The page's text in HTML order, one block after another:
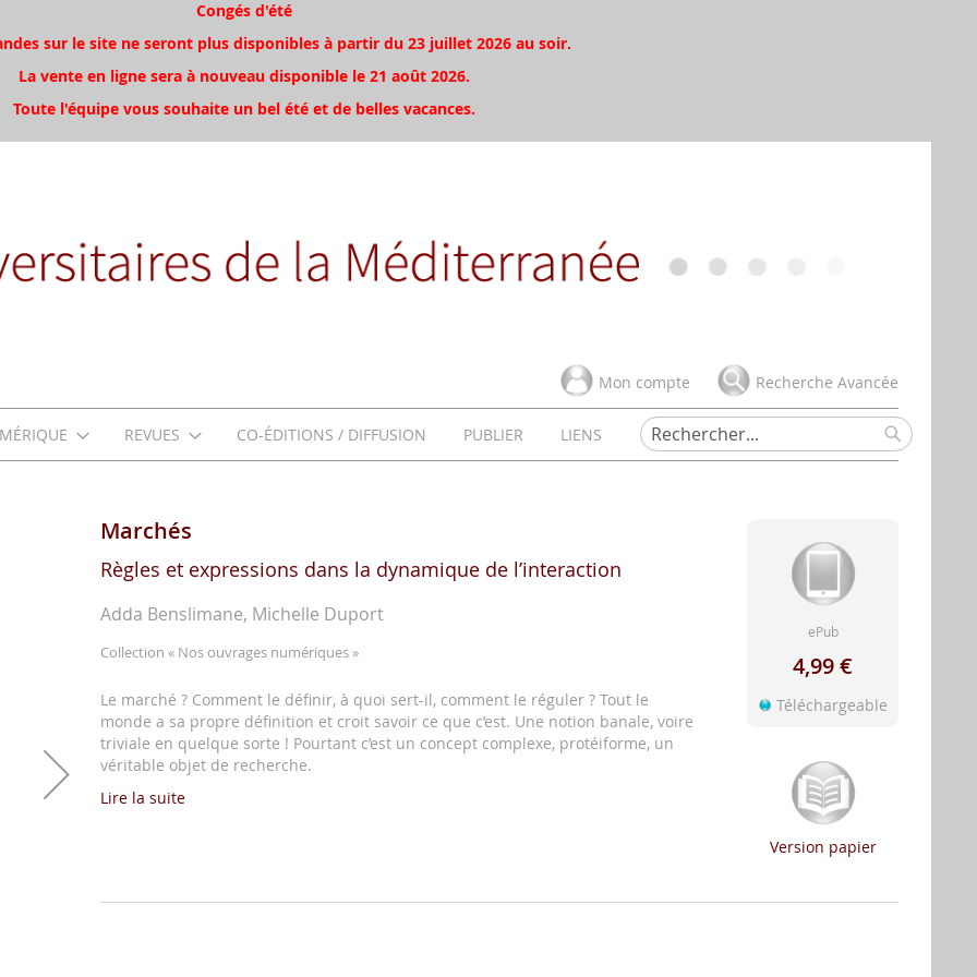
Congés d'été
sur le site ne seront plus disponibles à partir du 23 juillet 2026 au soir.
La vente en ligne sera à nouveau disponible le 21 août 2026.
Toute l'équipe vous souhaite un bel été et de belles vacances.
Mon compte Recherche Avancée
REVUES CO-ÉDITIONS / DIFFUSION PUBLIER
LIENS
Rechercher
Rechercher
Marchés
Règles et expressions dans la dynamique de l’interaction
Adda Benslimane, Michelle Duport
Collection « Nos ouvrages numériques »
Le marché ? Comment le définir, à quoi sert-il, comment le réguler ? Tout le
monde a sa propre définition et croit savoir ce que c’est. Une notion banale, voire
triviale en quelque sorte ! Pourtant c’est un concept complexe, protéiforme, un
véritable objet de recherche.
Lire la suite
ePub
4,99 €
Téléchargeable
Version papier